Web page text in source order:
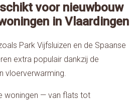
voor nieuwbouw
in Vlaardingen
Park Vijfsluizen en de Spaanse
extra populair dankzij de
vloerverwarming.
woningen — van flats tot